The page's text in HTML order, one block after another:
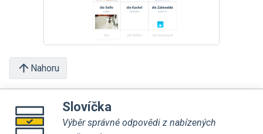
Nahoru
Slovíčka
Výběr správné odpovědi z nabízených